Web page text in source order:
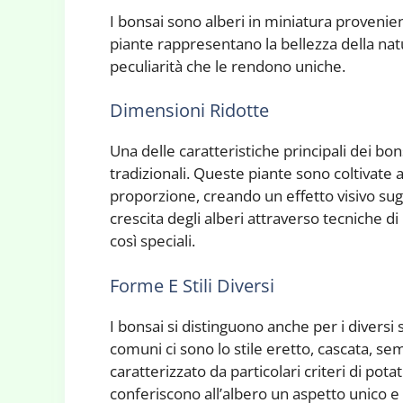
I bonsai sono alberi in miniatura
piante rappresentano la bellezza della
peculiarità che le rendono uniche.
Dimensioni Ridotte
Una delle caratteristiche principali dei
tradizionali. Queste piante sono
proporzione, creando un effetto visivo
crescita degli alberi attraverso tecniche
così speciali.
Forme E Stili Diversi
I bonsai si distinguono anche per i
comuni ci sono lo stile eretto, cascata,
caratterizzato da particolari criteri di
conferiscono all’albero un aspetto unico